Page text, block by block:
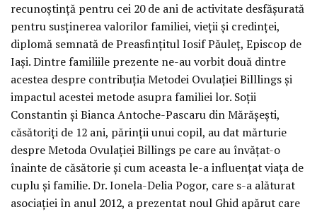
recunoștință pentru cei 20 de ani de activitate desfășurată
pentru susținerea valorilor familiei, vieții și credinței,
diplomă semnată de Preasfințitul Iosif Păuleț, Episcop de
Iași. Dintre familiile prezente ne-au vorbit două dintre
acestea despre contribuția Metodei Ovulației Billlings și
impactul acestei metode asupra familiei lor. Soții
Constantin și Bianca Antoche-Pascaru din Mărășești,
căsătoriți de 12 ani, părinții unui copil, au dat mărturie
despre Metoda Ovulației Billings pe care au învățat-o
înainte de căsătorie și cum aceasta le-a influențat viața de
cuplu și familie. Dr. Ionela-Delia Pogor, care s-a alăturat
asociației în anul 2012, a prezentat noul Ghid apărut care